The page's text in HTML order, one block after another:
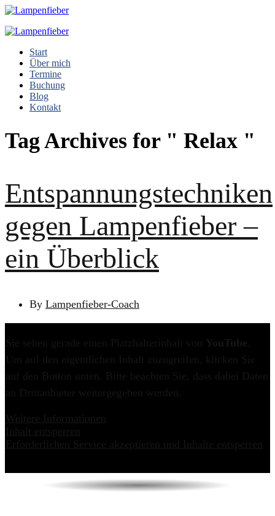
Start
Über mich
Termine
Buchung
Blog
Kontakt
Tag Archives for " Relax "
Entspannungstechniken
gegen Lampenfieber –
ein Überblick
By Lampenfieber-Coach